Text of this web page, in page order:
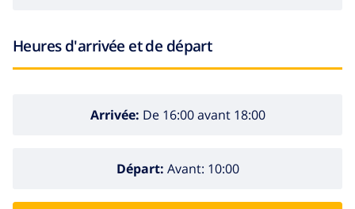
Heures d'arrivée et de départ
Arrivée: De 16:00 avant 18:00
Départ: Avant: 10:00